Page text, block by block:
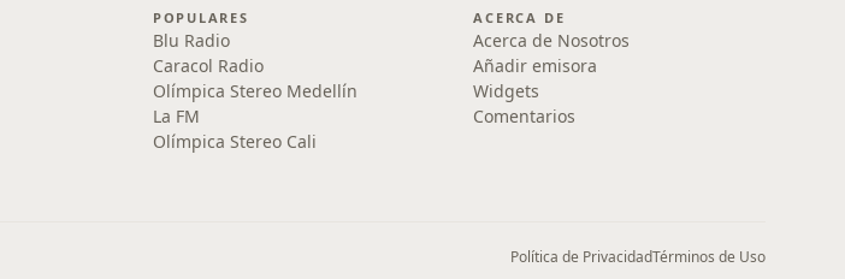
POPULARES
Blu Radio
Caracol Radio
Olímpica Stereo Medellín
La FM
Olímpica Stereo Cali
ACERCA DE
Acerca de Nosotros
Añadir emisora
Widgets
Comentarios
Política de PrivacidadTérminos de Uso